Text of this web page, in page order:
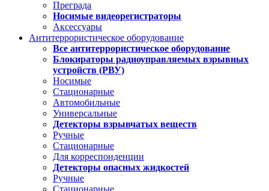
Преграда
Носимые видеорегистраторы
Аксессуары
Антитеррористическое оборудование
Все антитеррористическое оборудование
Блокираторы радиоуправляемых взрывных
устройств (РВУ)
Носимые
Стационарные
Автомобильные
Универсальные
Детекторы взрывчатых веществ
Ручные
Стационарные
Для корреспонденции
Детекторы опасных жидкостей
Ручные
Стационарные